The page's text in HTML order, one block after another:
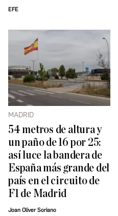
EFE
MADRID
54 metros de altura y
un paño de 16 por 25:
así luce la bandera de
España más grande del
país en el circuito de
F1 de Madrid
Joan Oliver Soriano